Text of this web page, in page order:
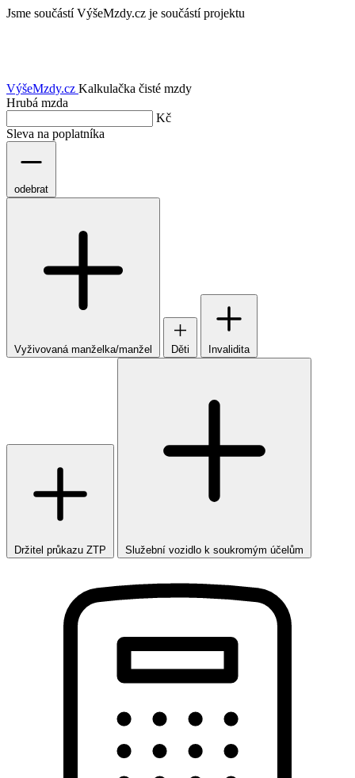
Jsme součástí VýšeMzdy.cz je součástí projektu
VýšeMzdy.cz Kalkulačka čisté mzdy
Hrubá mzda
Kč
Sleva na poplatníka
odebrat
Vyživovaná manželka/manžel Děti Invalidita
Držitel průkazu ZTP Služební vozidlo k soukromým účelům